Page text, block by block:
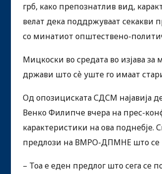
грб, како препознатлив вид,
велат дека поддржуваат секакви
со минатиот општествено-
Мицкоски во средата во изјава
држави што сѐ уште го имаат
Од опозициската СДСМ најавија
Венко Филипче вчера на прес-
карактеристики на ова
предлози на ВМРО-ДПМНЕ што се
– Тоа е еден предлог што сега се